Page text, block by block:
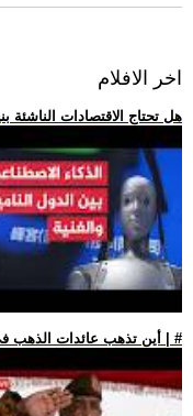
اخر الافلام
.. هل تحتاج الاقتصادات
.. أين تذهب عائدات الذهب في السودان؟.. اتهامات تطال البرهان | #